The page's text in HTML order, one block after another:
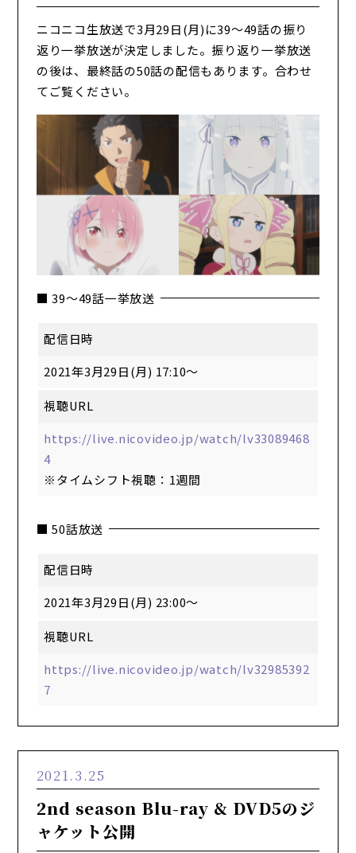
ニコニコ生放送で3月29日(月)に39～49話の振り
返り一挙放送が決定しました。振り返り一挙放送
の後は、最終話の50話の配信もあります。合わせ
てご覧ください。
■ 39～49話一挙放送
配信日時
2021年3月29日(月) 17:10～
視聴URL
https://live.nicovideo.jp/watch/lv33089468
4
※タイムシフト視聴：1週間
■ 50話放送
配信日時
2021年3月29日(月) 23:00～
視聴URL
https://live.nicovideo.jp/watch/lv32985392
7
2021.3.25
2nd season Blu-ray & DVD5のジ
ャケット公開